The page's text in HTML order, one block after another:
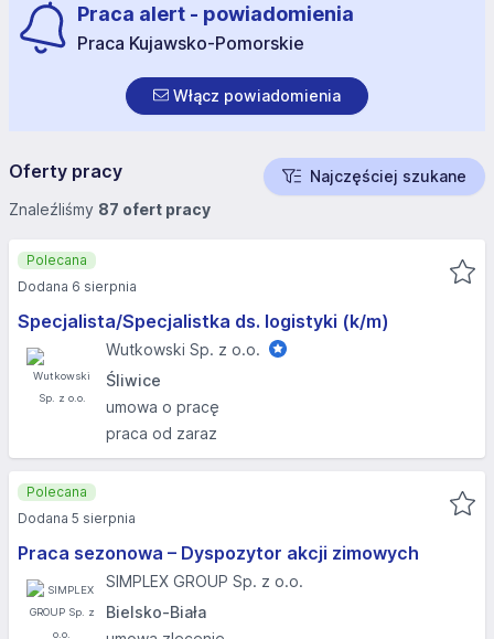
Praca alert - powiadomienia
Praca Kujawsko-Pomorskie
Włącz powiadomienia
Oferty pracy
Najczęściej szukane
Znaleźliśmy 87 ofert pracy
Specjalista/Specjalistka ds. logistyki (k/m)
Wutkowski Sp. z o.o.
Śliwice
umowa o pracę
praca od zaraz
Polecana
Dodana 6 sierpnia
Praca sezonowa – Dyspozytor akcji zimowych
SIMPLEX GROUP Sp. z o.o.
Bielsko-Biała
Polecana
Dodana 5 sierpnia